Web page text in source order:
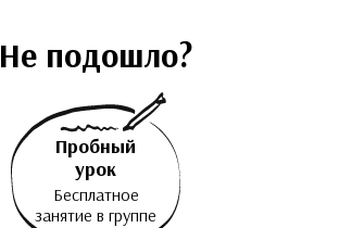
Не подошло?
Пробный
урок
Бесплатное
занятие в группе